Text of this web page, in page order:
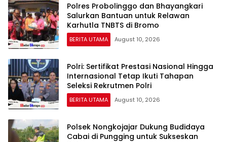
Polres Probolinggo dan Bhayangkari
Salurkan Bantuan untuk Relawan
Karhutla TNBTS di Bromo
BERITA UTAMA August 10, 2026
Polri: Sertifikat Prestasi Nasional Hingga
Internasional Tetap Ikuti Tahapan
Seleksi Rekrutmen Polri
BERITA UTAMA August 10, 2026
Polsek Nongkojajar Dukung Budidaya
Cabai di Pungging untuk Sukseskan